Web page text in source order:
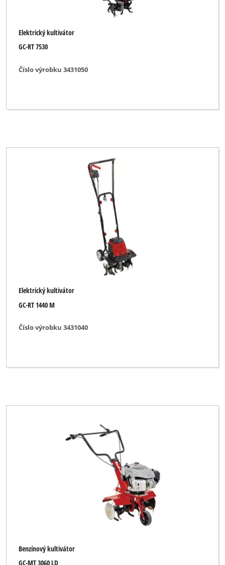
Elektrický kultivátor
GC-RT 7530
Číslo výrobku 3431050
Elektrický kultivátor
GC-RT 1440 M
Číslo výrobku 3431040
Benzínový kultivátor
GC-MT 3060 LD